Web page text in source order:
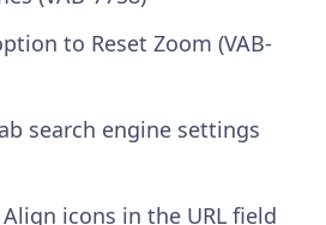
to Reset Zoom (VAB-
search engine settings
icons in the URL field